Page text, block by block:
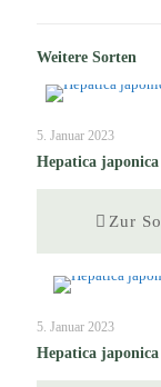
Weitere Sorten
5. Januar 2023
Hepatica
Zur
5. Januar 2023
Hepatica